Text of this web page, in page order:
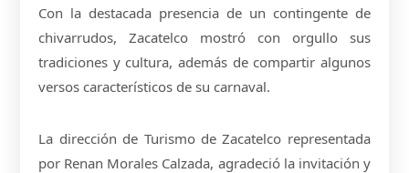
Con la destacada presencia de un contingente de
chivarrudos, Zacatelco mostró con orgullo sus
tradiciones y cultura, además de compartir algunos
versos característicos de su carnaval.
La dirección de Turismo de Zacatelco representada
por Renan Morales Calzada, agradeció la invitación y